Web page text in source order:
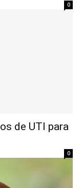
0
de UTI para
0